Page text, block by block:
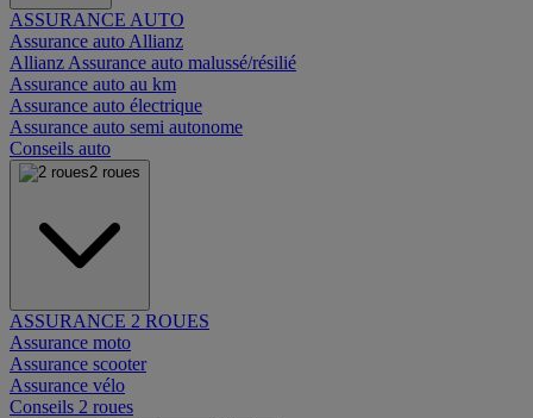
ASSURANCE AUTO
Assurance auto Allianz
Allianz Assurance auto malussé/résilié
Assurance auto au km
Assurance auto électrique
Assurance auto semi autonome
Conseils auto
2 roues
ASSURANCE 2 ROUES
Assurance moto
Assurance scooter
Assurance vélo
Conseils 2 roues